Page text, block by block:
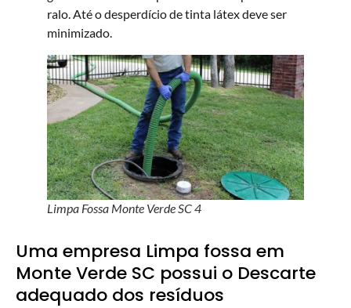
ralo. Até o desperdício de tinta látex deve ser
minimizado.
Limpa Fossa Monte Verde SC 4
Uma empresa Limpa fossa em
Monte Verde SC possui o Descarte
adequado dos resíduos